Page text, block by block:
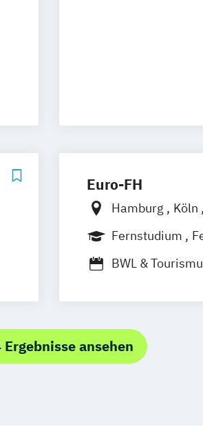
Euro-FH
Hamburg Köln
Frankfurt am
Fernstudium
BWL &
Markt- und
Social-Media-
ansehen